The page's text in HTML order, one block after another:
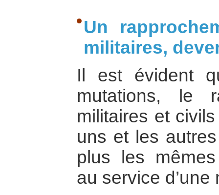
Un
militaires,
Il est évident
mutations, le
militaires et
uns et les
plus les mêmes
au service